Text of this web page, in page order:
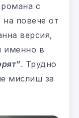
с
повече от
версия,
именно в
. Трудно
мислиш за